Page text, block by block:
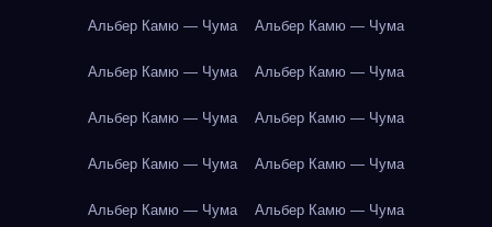
Альбер Камю — Чума Альбер Камю — Чума
Альбер Камю — Чума Альбер Камю — Чума
Альбер Камю — Чума Альбер Камю — Чума
Альбер Камю — Чума Альбер Камю — Чума
Альбер Камю — Чума Альбер Камю — Чума